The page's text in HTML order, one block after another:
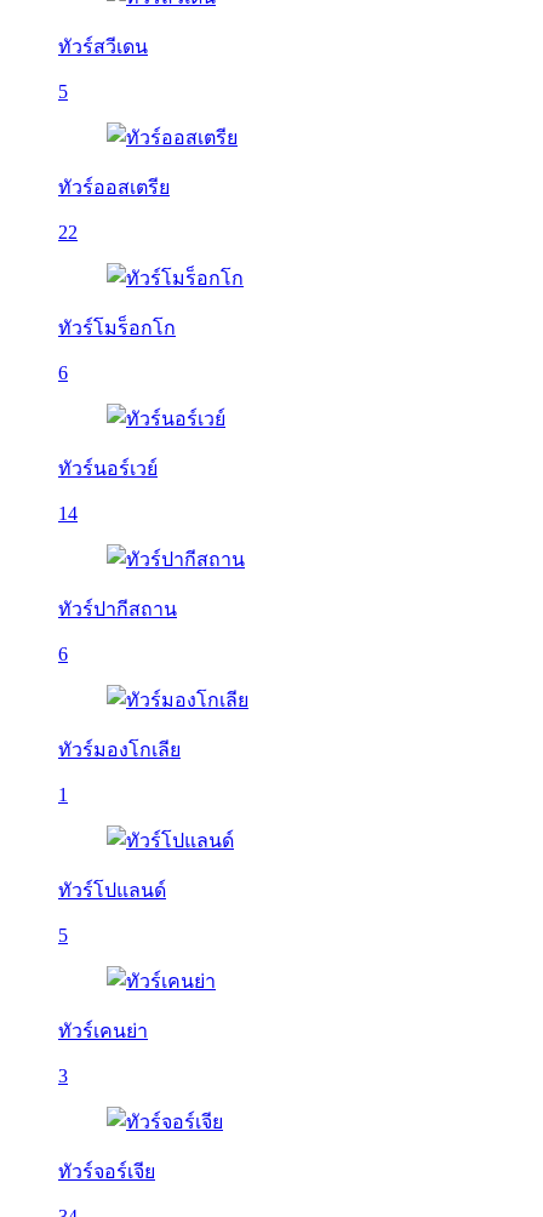
ทัวร์สวีเดน
5
ทัวร์ออสเตรีย
22
ทัวร์โมร็อกโก
6
ทัวร์นอร์เวย์
14
ทัวร์ปากีสถาน
6
ทัวร์มองโกเลีย
1
ทัวร์โปแลนด์
5
ทัวร์เคนย่า
3
ทัวร์จอร์เจีย